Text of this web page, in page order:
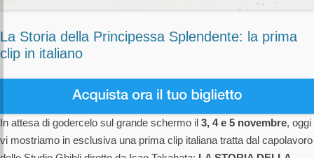
La Storia della Principessa Splendente: la prima
clip in italiano
In attesa di godercelo sul grande schermo il 3, 4 e 5 novembre, oggi
vi mostriamo in esclusiva una prima clip italiana tratta dal capolavoro